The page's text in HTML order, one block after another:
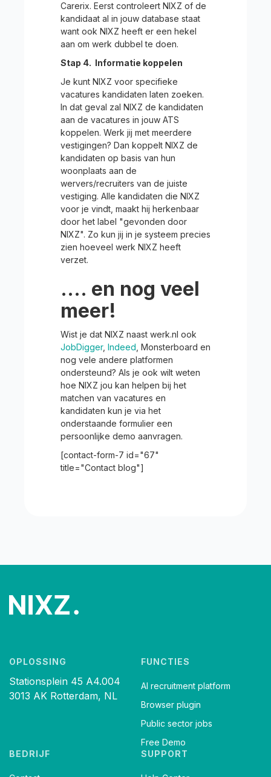
Carerix. Eerst controleert NIXZ of de
kandidaat al in jouw database staat
want ook NIXZ heeft er een hekel
aan om werk dubbel te doen.
Stap 4. Informatie koppelen
Je kunt NIXZ voor specifieke
vacatures kandidaten laten zoeken.
In dat geval zal NIXZ de kandidaten
aan de vacatures in jouw ATS
koppelen. Werk jij met meerdere
vestigingen? Dan koppelt NIXZ de
kandidaten op basis van hun
woonplaats aan de
wervers/recruiters van de juiste
vestiging. Alle kandidaten die NIXZ
voor je vindt, maakt hij herkenbaar
door het label "gevonden door
NIXZ". Zo kun jij in je systeem precies
zien hoeveel werk NIXZ heeft
verzet.
.... en nog veel
meer!
Wist je dat NIXZ naast werk.nl ook
JobDigger, Indeed , Monsterboard en
nog vele andere platformen
ondersteund? Als je ook wilt weten
hoe NIXZ jou kan helpen bij het
matchen van vacatures en
kandidaten kun je via het
onderstaande formulier een
persoonlijke demo aanvragen.
[contact-form-7 id="67"
title="Contact blog"]
OPLOSSING
Stationsplein 45 A4.004
3013 AK Rotterdam, NL
FUNCTIES
AI recruitment platform
Browser plugin
Public sector jobs
Free Demo
BEDRIJF
SUPPORT